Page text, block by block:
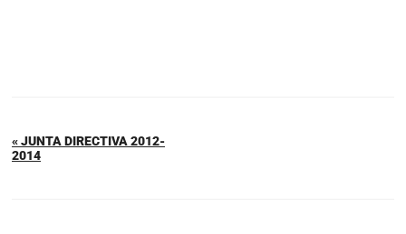
« JUNTA DIRECTIVA 2012-
2014